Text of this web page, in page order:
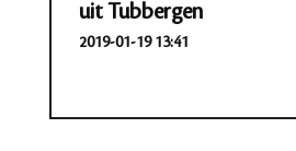
uit Tubbergen
2019-01-19 13:41